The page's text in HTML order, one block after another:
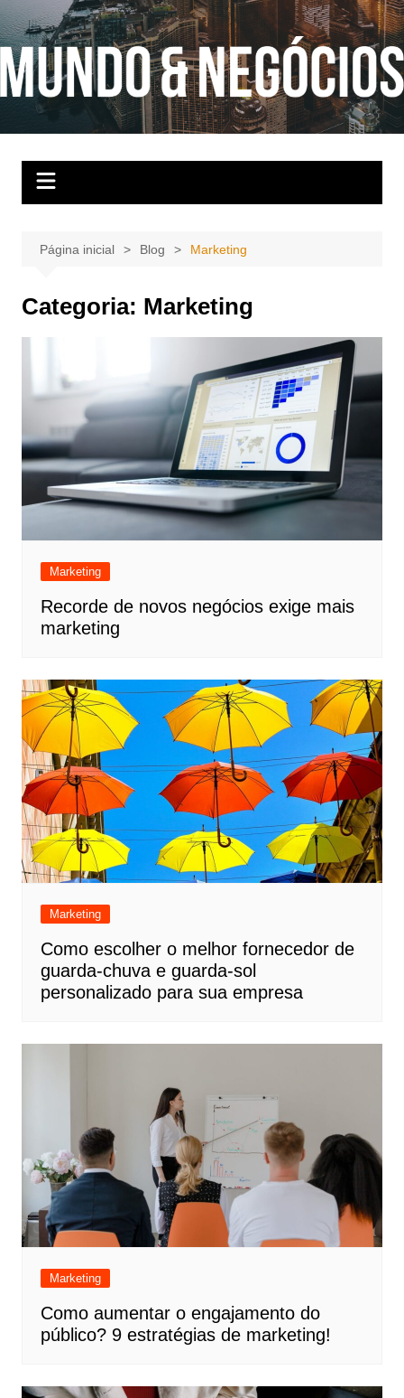
para
conteúdo
Página inicial Blog Marketing
Categoria: Marketing
Marketing
Recorde de novos negócios exige mais
marketing
Marketing
Como escolher o melhor fornecedor de
guarda-chuva e guarda-sol
personalizado para sua empresa
Marketing
Como aumentar o engajamento do
público? 9 estratégias de marketing!